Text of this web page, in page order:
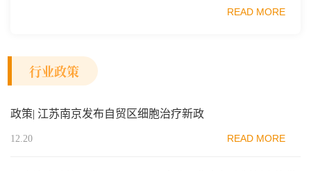
范区生物医药行业协会、瑞士日内瓦长寿科学...
READ MORE
行业政策
政策| 江苏南京发布自贸区细胞治疗新政
12.20 READ MORE